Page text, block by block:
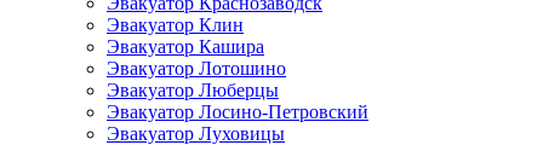
Эвакуатор Клин
Эвакуатор Кашира
Эвакуатор Лотошино
Эвакуатор Люберцы
Эвакуатор Лосино-Петровский
Эвакуатор Луховицы